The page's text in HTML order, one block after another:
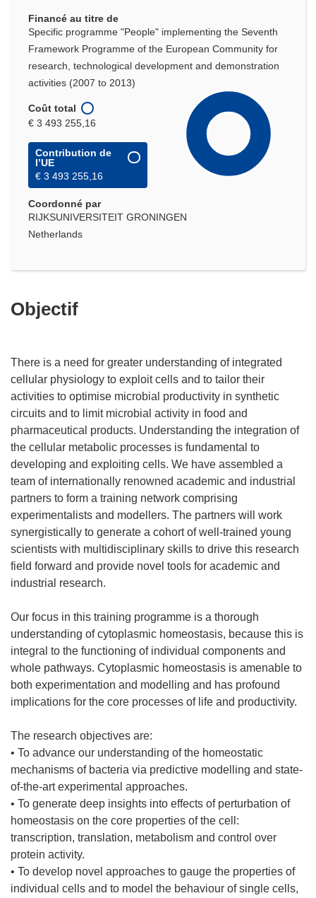
Financé au titre de
Specific programme "People" implementing the Seventh
Framework Programme of the European Community for
research, technological development and demonstration
activities (2007 to 2013)
Coût total
€ 3 493 255,16
Contribution de
l’UE
€ 3 493 255,16
Coordonné par
RIJKSUNIVERSITEIT GRONINGEN
Netherlands
Objectif
There is a need for greater understanding of integrated
cellular physiology to exploit cells and to tailor their
activities to optimise microbial productivity in synthetic
circuits and to limit microbial activity in food and
pharmaceutical products. Understanding the integration of
the cellular metabolic processes is fundamental to
developing and exploiting cells. We have assembled a
team of internationally renowned academic and industrial
partners to form a training network comprising
experimentalists and modellers. The partners will work
synergistically to generate a cohort of well-trained young
scientists with multidisciplinary skills to drive this research
field forward and provide novel tools for academic and
industrial research.
Our focus in this training programme is a thorough
understanding of cytoplasmic homeostasis, because this is
integral to the functioning of individual components and
whole pathways. Cytoplasmic homeostasis is amenable to
both experimentation and modelling and has profound
implications for the core processes of life and productivity.
The research objectives are:
• To advance our understanding of the homeostatic
mechanisms of bacteria via predictive modelling and state-
of-the-art experimental approaches.
• To generate deep insights into effects of perturbation of
homeostasis on the core properties of the cell:
transcription, translation, metabolism and control over
protein activity.
• To develop novel approaches to gauge the properties of
individual cells and to model the behaviour of single cells,